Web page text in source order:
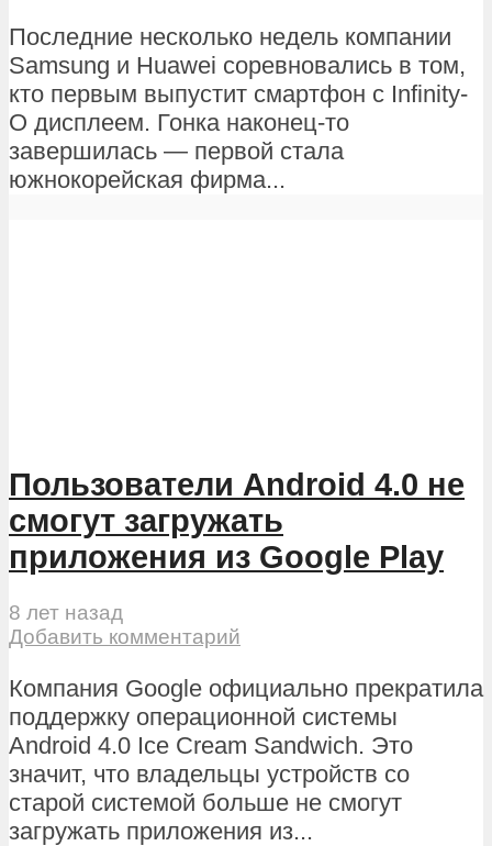
Последние несколько недель компании
Samsung и Huawei соревновались в том,
кто первым выпустит смартфон с Infinity-
O дисплеем. Гонка наконец-то
завершилась — первой стала
южнокорейская фирма...
Пользователи Android 4.0 не
смогут загружать
приложения из Google Play
8 лет назад
Добавить комментарий
Компания Google официально прекратила
поддержку операционной системы
Android 4.0 Ice Cream Sandwich. Это
значит, что владельцы устройств со
старой системой больше не смогут
загружать приложения из...